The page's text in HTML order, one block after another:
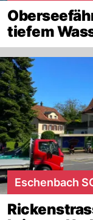
tiefem
Eschenbach